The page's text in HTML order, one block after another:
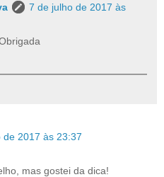
7 de julho de 2017 às
de 2017 às 23:37
mas gostei da dica!